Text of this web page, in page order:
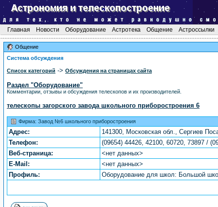
Главная Новости Оборудование Астротека Общение Астроссылки
Общение
Система обсуждения
Список категорий -> Обсуждения на страницах сайта
Раздел "Оборудование"
Комментарии, отзывы и обсуждения телескопов и их производителей.
телескопы загорского завода школьного приборостроения 6
Фирма: Завод №6 школьного приборостроения
Адрес:
141300, Московская обл., Сергиев
Телефон:
(09654) 44426, 42100, 60720, 73897 /
Веб-страница:
<нет данных>
E-Mail:
<нет данных>
Профиль:
Оборудование для школ: Большой